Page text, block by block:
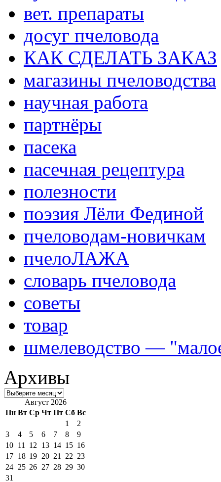
вет. препараты
досуг пчеловода
КАК СДЕЛАТЬ ЗАКАЗ
магазины пчеловодства
научная работа
партнёры
пасека
пасечная рецептура
полезности
поэзия Лёли Фединой
пчеловодам-новичкам
пчелоЛАЖА
словарь пчеловода
советы
товар
шмелеводство —
Архивы
Август 2026
Пн Вт Ср Чт Пт Сб Вс
1
2
3
4 5 6 7 8
9
10 11 12 13 14 15 16
17 18 19 20 21 22 23
24 25 26 27 28 29 30
31